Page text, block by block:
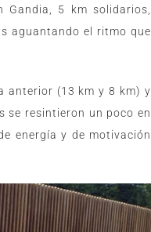
Gandia, 5 km solidarios,
aguantando el ritmo que
anterior (13 km y 8 km) y
se resintieron un poco en
energía y de motivación